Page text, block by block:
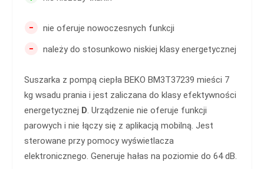
- nie oferuje nowoczesnych funkcji
- należy do stosunkowo niskiej klasy energetycznej
Suszarka z pompą ciepła BEKO BM3T37239 mieści 7
kg wsadu prania i jest zaliczana do klasy efektywności
energetycznej D. Urządzenie nie oferuje funkcji
parowych i nie łączy się z aplikacją mobilną. Jest
sterowane przy pomocy wyświetlacza
elektronicznego. Generuje hałas na poziomie do 64 dB.